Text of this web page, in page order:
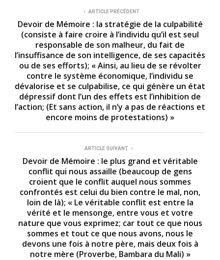
ARTICLE PRÉCÉDENT
Devoir de Mémoire : la stratégie de la culpabilité
(consiste à faire croire à l’individu qu’il est seul
responsable de son malheur, du fait de
l’insuffisance de son intelligence, de ses capacités
ou de ses efforts); « Ainsi, au lieu de se révolter
contre le système économique, l’individu se
dévalorise et se culpabilise, ce qui génère un état
dépressif dont l’un des effets est l’inhibition de
l’action; (Et sans action, il n’y a pas de réactions et
encore moins de protestations) »
ARTICLE SUIVANT
Devoir de Mémoire : le plus grand et véritable
conflit qui nous assaille (beaucoup de gens
croient que le conflit auquel nous sommes
confrontés est celui du bien contre le mal, non,
loin de là); « Le véritable conflit est entre la
vérité et le mensonge, entre vous et votre
nature que vous exprimez; car tout ce que nous
sommes et tout ce que nous avons, nous le
devons une fois à notre père, mais deux fois à
notre mère (Proverbe, Bambara du Mali) »